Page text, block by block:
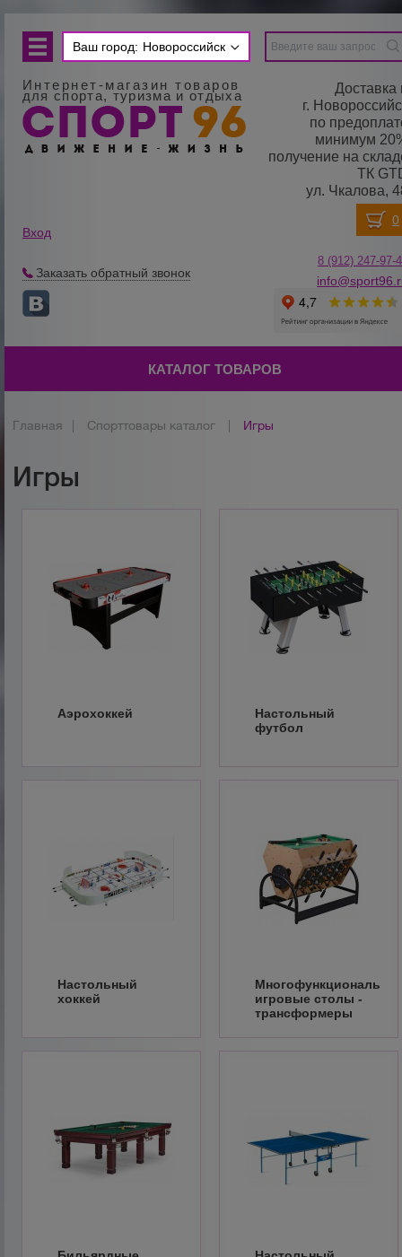
Ваш город: Новороссийск
Интернет-магазин товаров
для спорта, туризма и отдыха
Доставка
г.
по
минимум
получение на
ТК
ул. Чкалова,
Вход
Заказать обратный звонок
8 (912) 247-97-
КАТАЛОГ ТОВАРОВ
Главная Спорттовары каталог Игры
Игры
Аэрохоккей
Настольный
футбол
Настольный
хоккей
игровые столы -
трансформеры